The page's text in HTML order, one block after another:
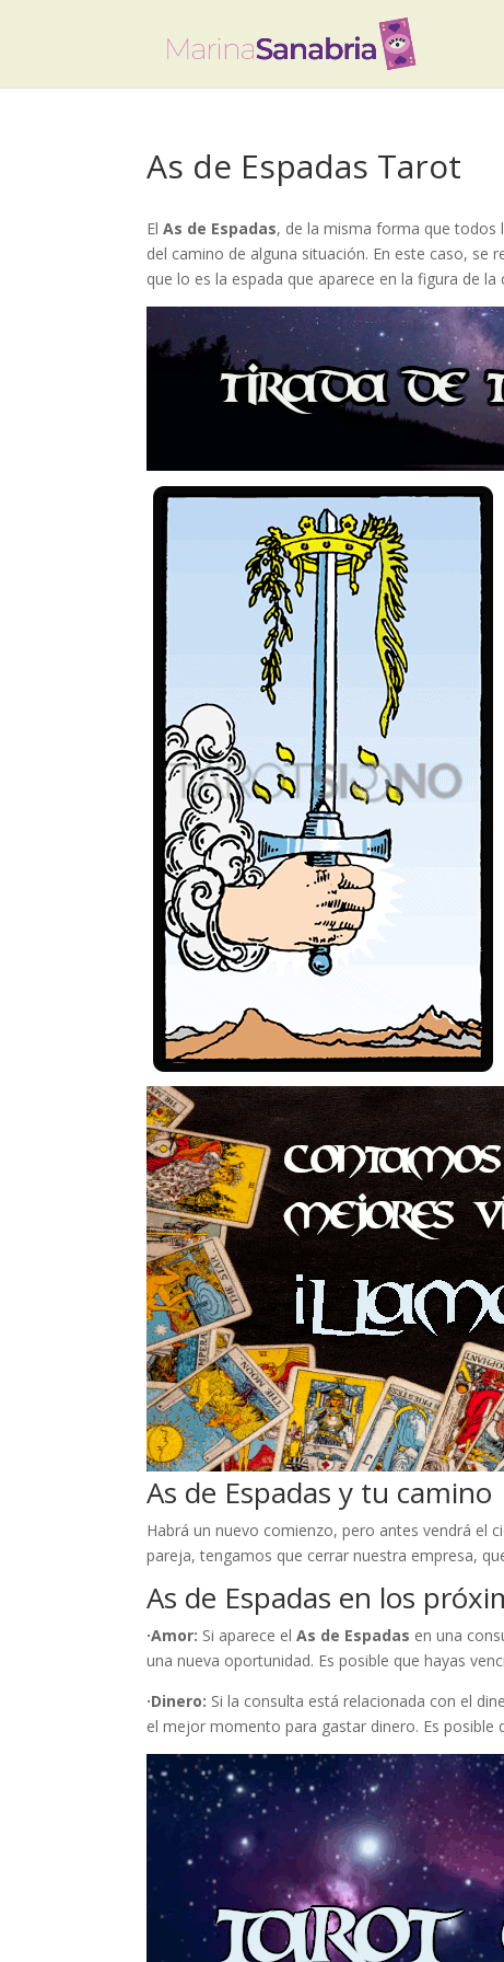
As de Espadas Tarot
ElAs de Espadas, de la misma forma que todos
del camino de alguna situación. En este caso, se
que lo es la espada que aparece en la figura de la
As de Espadas y tu camino
Habrá un nuevo comienzo, pero antes vendrá el
pareja, tengamos que cerrar nuestra empresa,
As de Espadas en los
·Amor: Si aparece elAs de Espadas en una
una nueva oportunidad. Es posible que hayas
·Dinero: Si la consulta está relacionada con el
el mejor momento para gastar dinero. Es